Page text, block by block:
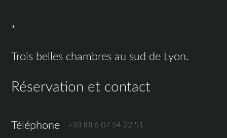
*
Trois belles chambres au sud de Lyon.
Réservation et contact
Téléphone +33 (0) 6 07 54 22 51